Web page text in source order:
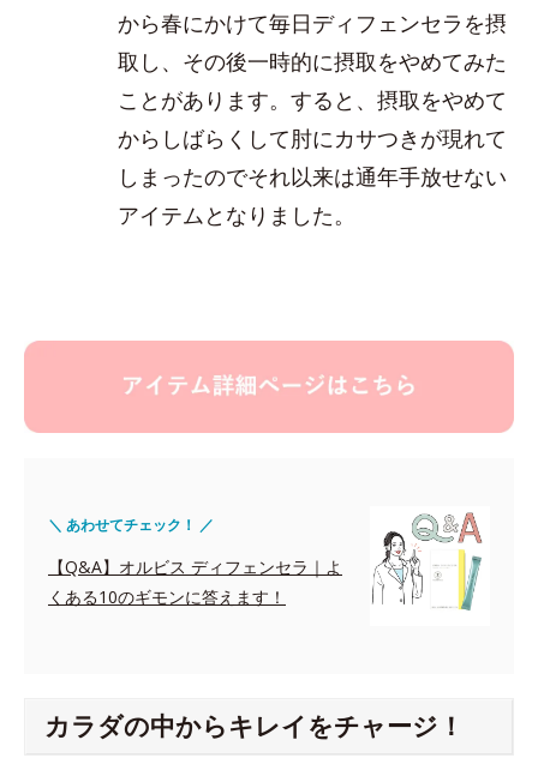
から春にかけて毎日ディフェンセラを摂
取し、その後一時的に摂取をやめてみた
ことがあります。すると、摂取をやめて
からしばらくして肘にカサつきが現れて
しまったのでそれ以来は通年手放せない
アイテムとなりました。
＼ あわせてチェック！ ／
【Q&A】オルビス ディフェンセラ｜よ
くある10のギモンに答えます！
カラダの中からキレイをチャージ！